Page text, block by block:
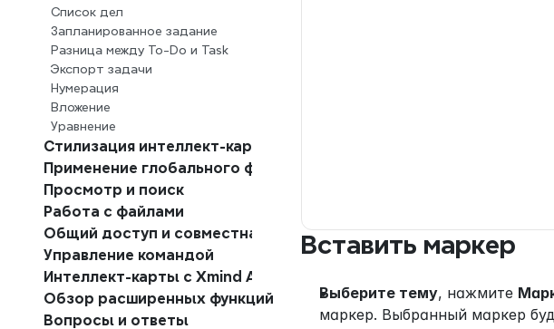
Список дел
Запланированное задание
Разница между To-Do и Task
Экспорт задачи
Нумерация
Вложение
Уравнение
Стилизация интеллект-карт
Применение глобального формата
Просмотр и поиск
Работа с файлами
Общий доступ и совместная работа
Управление командой
Интеллект-карты с Xmind AI
Обзор расширенных функций
Вопросы и ответы
Вставить маркер
Выберите тему, нажмите
маркер. Выбранный маркер